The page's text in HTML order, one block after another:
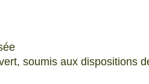
soumis aux dispositions